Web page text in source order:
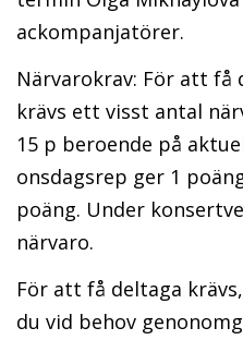
ackompanjatörer.
Närvarokrav: För att få
krävs ett visst antal
15 p beroende på
onsdagsrep ger 1
poäng. Under
närvaro.
För att få deltaga
du vid behov